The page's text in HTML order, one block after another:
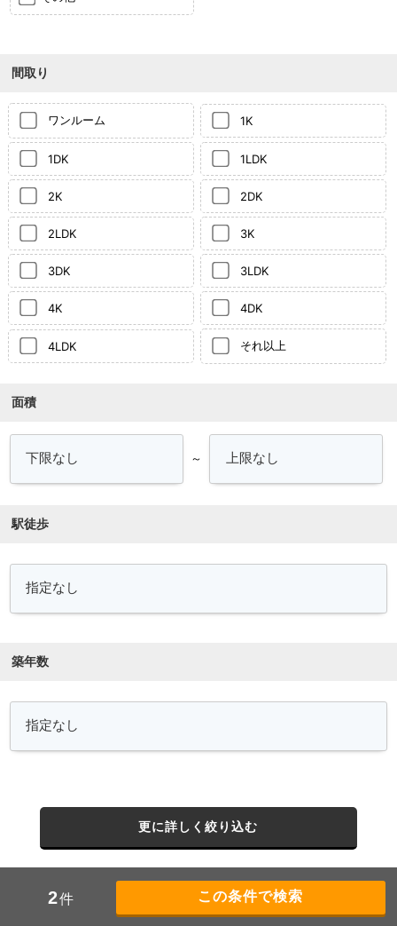
間取り
ワンルーム 1K
1DK 1LDK
2K 2DK
2LDK 3K
3DK 3LDK
4K 4DK
4LDK それ以上
面積
～
駅徒歩
築年数
更に詳しく絞り込む
2件